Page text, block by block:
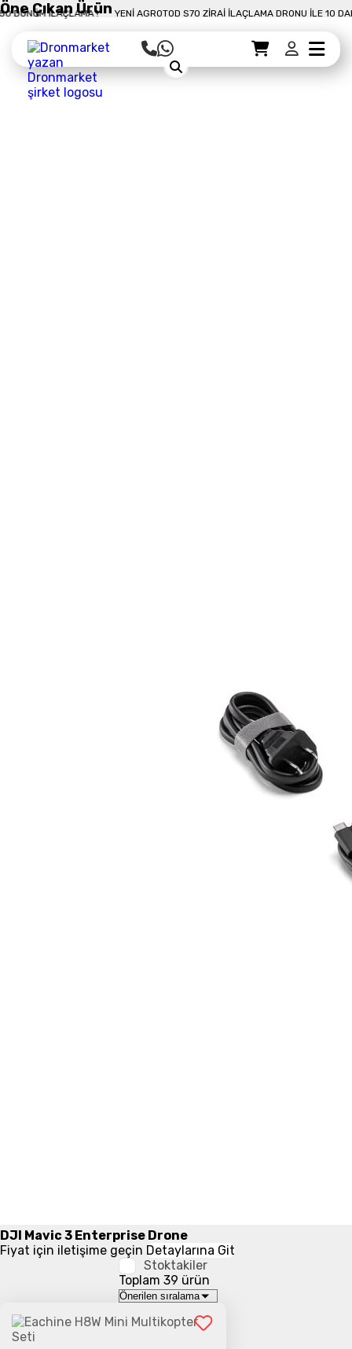
! YENI AGROTOD S70 ZIRAI İLAÇLAMA DRONU İLE 10 DAKIKADA 50
Sepet
Sepet Detayı Ödemeye Geç
Öne Çıkan Ürün
DJI Mavic 3 Enterprise Drone
Fiyat için iletişime geçin Detaylarına Git
Stoktakiler
Toplam 39 ürün